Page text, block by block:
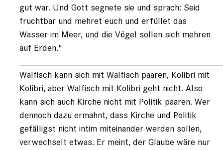
gut war. Und Gott segnete sie und sprach: Seid
fruchtbar und mehret euch und erfüllet das
Wasser im Meer, und die Vögel sollen sich mehren
auf Erden."
Walfisch kann sich mit Walfisch paaren, Kolibri mit
Kolibri, aber Walfisch mit Kolibri geht nicht. Also
kann sich auch Kirche nicht mit Politik paaren. Wer
dennoch dazu ermahnt, dass Kirche und Politik
gefälligst nicht intim miteinander werden sollen,
verwechselt etwas. Er meint, der Glaube wäre nur